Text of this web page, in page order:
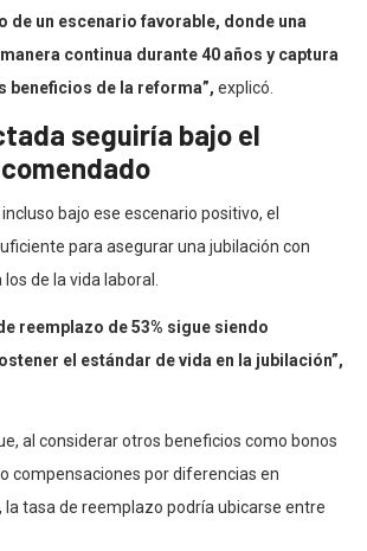
de un escenario favorable, donde una
continua durante 40 años y captura
beneficios de la reforma”, explicó.
seguiría bajo el
bajo ese escenario positivo, el
para asegurar una jubilación con
de la vida laboral.
reemplazo de 53% sigue siendo
el estándar de vida en la jubilación”,
al considerar otros beneficios como bonos
compensaciones por diferencias en
la tasa de reemplazo podría ubicarse entre